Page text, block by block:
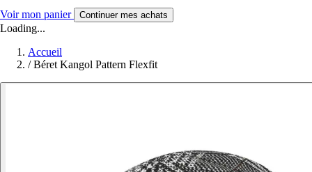
Voir mon panier Continuer mes achats
Loading...
Accueil
/ Béret Kangol Pattern Flexfit